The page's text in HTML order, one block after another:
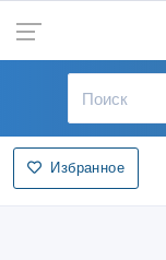
Избранное